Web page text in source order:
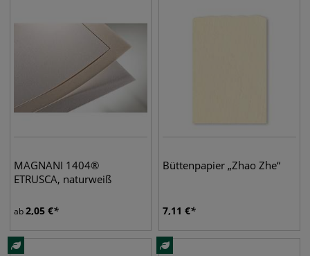
MAGNANI 1404®
ETRUSCA, naturweiß
ab2,05 €
Büttenpapier „Zhao Zhe“
7,11 €